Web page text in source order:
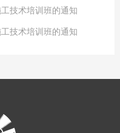
司关于加强施工作业标准化水
从业人员的专业化、规范化和系
进技术国家重点实验室协办单
编号：201701项目名称：无线
术有限公司，最终报价12.5万
技术培训班的通知
技能标准，降低隧道盾构施工风
技术培训班的通知
司机等从业人员的专业化、规范